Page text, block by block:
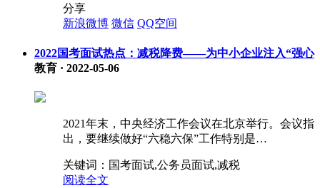
分享
新浪微博 微信 QQ空间
2022国考面试热点：减税降费——为中小企业注入“强心
教育 · 2022-05-06
2021年末，中央经济工作会议在北京举行。会议指
出，要继续做好“六稳六保”工作特别是…
关键词： 国考面试,公务员面试,减税
阅读全文